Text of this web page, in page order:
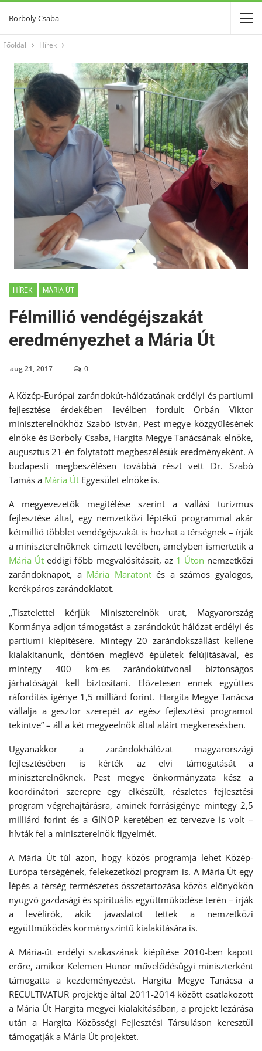
Borboly Csaba
Főoldal Hírek
HÍREK MÁRIA ÚT
Félmillió vendégéjszakát
eredményezhet a Mária Út
aug 21, 2017 0
A Közép-Európai zarándokút-hálózatának erdélyi és partiumi
fejlesztése érdekében levélben fordult Orbán Viktor
miniszterelnökhöz Szabó István, Pest megye közgyűlésének
elnöke és Borboly Csaba, Hargita Megye Tanácsának elnöke,
augusztus 21-én folytatott megbeszélésük eredményeként. A
budapesti megbeszélésen továbbá részt vett Dr. Szabó
Tamás a Mária Út Egyesület elnöke is.
A megyevezetők megítélése szerint a vallási turizmus
fejlesztése által, egy nemzetközi léptékű programmal akár
kétmillió többlet vendégéjszakát is hozhat a térségnek – írják
a miniszterelnöknek címzett levélben, amelyben ismertetik a
Mária Út eddigi főbb megvalósításait, az 1 Úton nemzetközi
zarándoknapot, a Mária Maratontés a számos gyalogos,
kerékpáros zarándoklatot.
„Tisztelettel kérjük Miniszterelnök urat, Magyarország
Kormánya adjon támogatást a zarándokút hálózat erdélyi és
partiumi kiépítésére. Mintegy 20 zarándokszállást kellene
kialakítanunk, döntően meglévő épületek felújításával, és
mintegy 400 km-es zarándokútvonal biztonságos
járhatóságát kell biztosítani. Előzetesen ennek együttes
ráfordítás igénye 1,5 milliárd forint. Hargita Megye Tanácsa
vállalja a gesztor szerepét az egész fejlesztési programot
tekintve” – áll a két megyeelnök által aláírt megkeresésben.
Ugyanakkor a zarándokhálózat magyarországi
fejlesztésében is kérték az elvi támogatását a
miniszterelnöknek. Pest megye önkormányzata kész a
koordinátori szerepre egy elkészült, részletes fejlesztési
program végrehajtárásra, aminek forrásigénye mintegy 2,5
milliárd forint és a GINOP keretében ez tervezve is volt –
hívták fel a miniszterelnök figyelmét.
A Mária Út túl azon, hogy közös programja lehet Közép-
Európa térségének, felekezetközi program is. A Mária Út egy
lépés a térség természetes összetartozása közös előnyökön
nyugvó gazdasági és spirituális együttműködése terén – írják
a levélírók, akik javaslatot tettek a nemzetközi
együttműködés kormányszintű kialakítására is.
A Mária-út erdélyi szakaszának kiépítése 2010-ben kapott
erőre, amikor Kelemen Hunor művelődésügyi miniszterként
támogatta a kezdeményezést. Hargita Megye Tanácsa a
RECULTIVATUR projektje által 2011-2014 között csatlakozott
a Mária Út Hargita megyei kialakításában, a projekt lezárása
után a Hargita Közösségi Fejlesztési Társuláson keresztül
támogatják a Mária Út projektet.